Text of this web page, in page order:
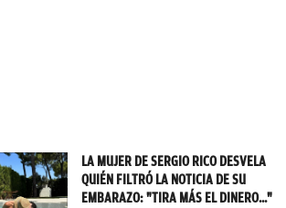
LA MUJER DE SERGIO RICO DESVELA
QUIÉN FILTRÓ LA NOTICIA DE SU
EMBARAZO: "TIRA MÁS EL DINERO..."